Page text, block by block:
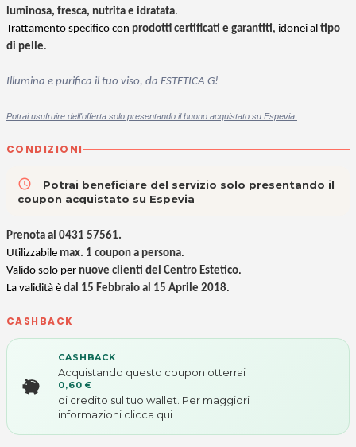
luminosa, fresca, nutrita e idratata.
Trattamento specifico con prodotti certificati e garantiti, idonei al tipo
di pelle.
Illumina e purifica il tuo viso, da ESTETICA G!
Potrai usufruire dell'offerta solo presentando il buono acquistato su Espevia.
CONDIZIONI
access_time
Potrai beneficiare del servizio solo presentando il
coupon acquistato su Espevia
Prenota al 0431 57561.
Utilizzabile max. 1 coupon a persona.
Valido solo per nuove clienti del Centro Estetico.
La validità è dal 15 Febbraio al 15 Aprile 2018.
CASHBACK
CASHBACK
Acquistando questo coupon otterrai
0,60 €
di credito sul tuo wallet. Per maggiori
informazioni clicca qui